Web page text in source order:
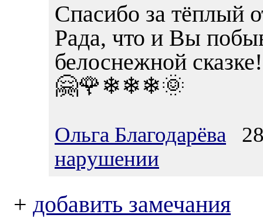
Спасибо за тёплый
Рада, что и Вы
белоснежной сказке!
🤗🌹❄❄❄🌞
Ольга Благодарёва
нарушении
+ добавить замечания